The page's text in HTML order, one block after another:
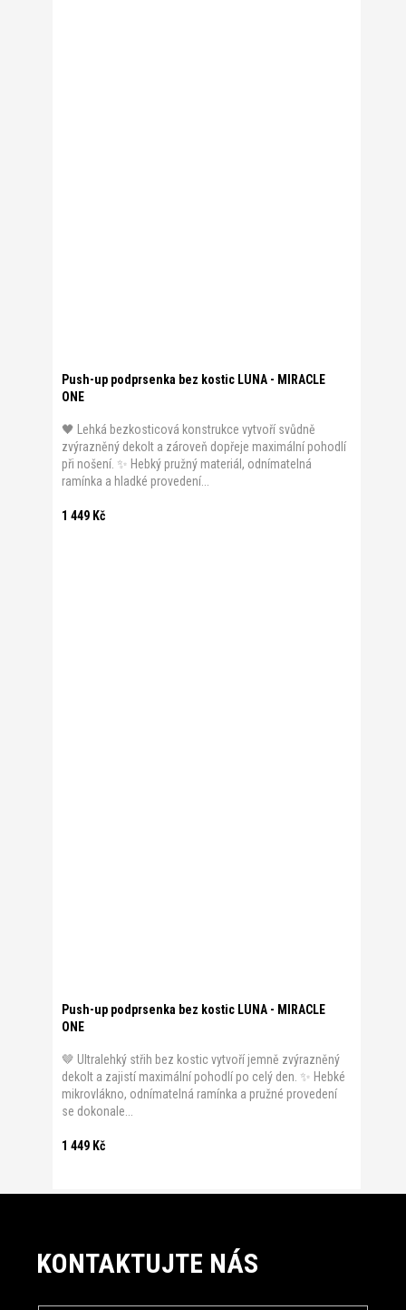
Push-up podprsenka bez kostic LUNA - MIRACLE
ONE
1 449 Kč
🖤 Lehká bezkosticová konstrukce vytvoří svůdně
zvýrazněný dekolt a zároveň dopřeje maximální pohodlí
při nošení. ✨ Hebký pružný materiál, odnímatelná
ramínka a hladké provedení...
Push-up podprsenka bez kostic LUNA - MIRACLE
ONE
1 449 Kč
🤎 Ultralehký střih bez kostic vytvoří jemně zvýrazněný
dekolt a zajistí maximální pohodlí po celý den. ✨ Hebké
mikrovlákno, odnímatelná ramínka a pružné provedení
se dokonale...
KONTAKTUJTE NÁS